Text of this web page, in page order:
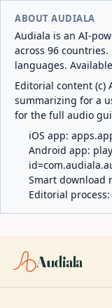
ABOUT AUDIALA
Audiala is an AI-
across 96
languages.
Editorial content (c)
summarizing for a
for the full audio
iOS app:
Android app:
Smart download
Editorial process:
Audiala